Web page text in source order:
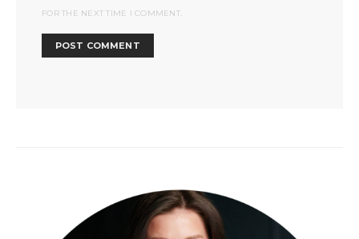
FOR THE NEXT TIME I COMMENT.